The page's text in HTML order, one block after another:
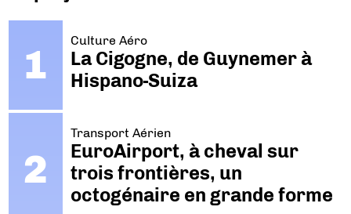
Culture Aéro
La Cigogne, de Guynemer à
Hispano-Suiza
Transport Aérien
EuroAirport, à cheval sur
trois frontières, un
octogénaire en grande forme